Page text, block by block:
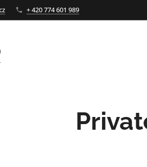
+ 420 774 601 989